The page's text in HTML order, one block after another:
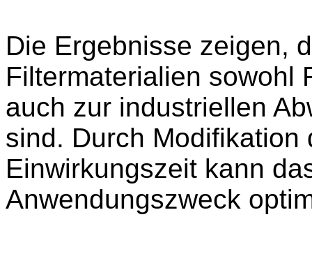
Die Ergebnisse zeigen,
Filtermaterialien sowohl
auch zur industriellen
sind. Durch
Einwirkungszeit kann
Anwendungszweck